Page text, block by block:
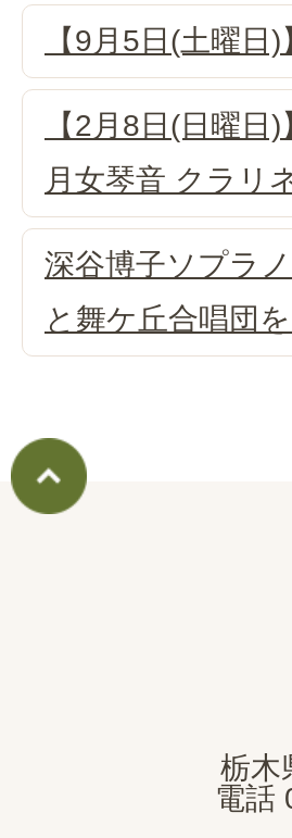
【9月5日(土曜日
【2月8日(日曜
月女琴音 クラリ
深谷博子ソプラ
と舞ケ丘合唱団
栃木
電話